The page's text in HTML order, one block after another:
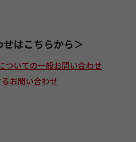
はこちらから＞
ついての一般お問い合わせ
お問い合わせ